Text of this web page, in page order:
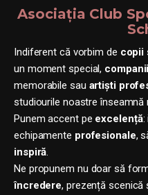
Asociația Club
Indiferent că vorbim de copii
un moment special, companii
memorabile sau artiști
studiourile noastre
Punem accent pe excelență:
echipamente profesionale,
inspiră.
Ne propunem nu doar să
încredere, prezență scenică